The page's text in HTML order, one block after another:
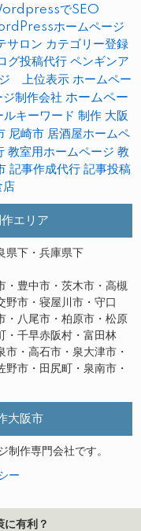
でSEO
ホームページ
サロン カテゴリー登録
グ投稿代行 ペンギンア
上位表示 ホームペー
制作会社 ホームペー
ルキーワード 制作 大阪
尼崎市 居酒屋ホームペ
教室用ホームページ 教
記事作成代行 記事投稿
店
エリア
県下・兵庫県下
・豊中市・茨木市・高槻
野市・寝屋川市・守口
・八尾市・柏原市・松原
・千早赤阪村・富田林
・高石市・泉大津市・
市・田尻町・泉南市・
大阪市
制作専門会社です。
ー
に有利？